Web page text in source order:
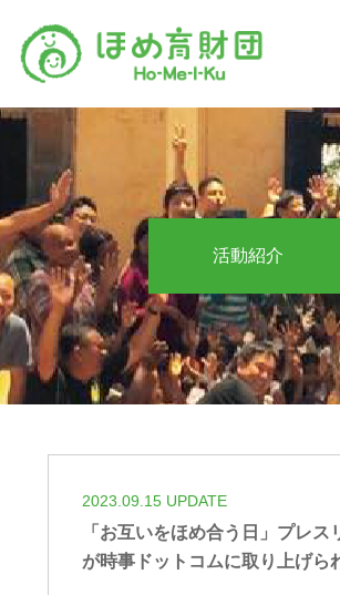
活動紹介
2023.09.15 UPDATE
「お互いをほめ合う日」プレス
が時事ドットコムに取り上げら